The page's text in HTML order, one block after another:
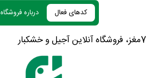
کدهای فعال درباره فروشگاه
7مغز، فروشگاه آنلاین آجیل و خشکبار